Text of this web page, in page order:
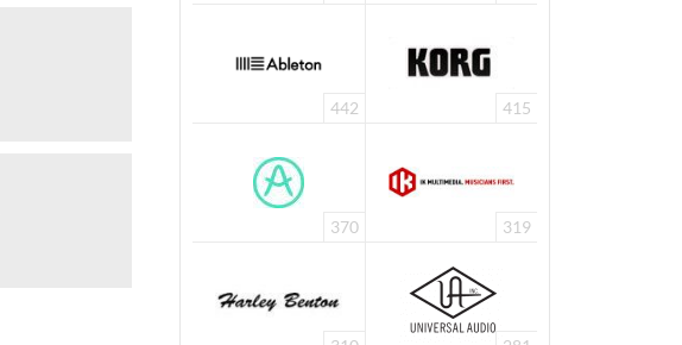
442 415
370 319